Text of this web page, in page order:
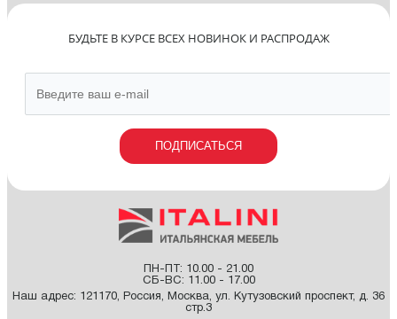
БУДЬТЕ В КУРСЕ ВСЕХ НОВИНОК И РАСПРОДАЖ
ПОДПИСАТЬСЯ
ПН-ПТ: 10.00 - 21.00
СБ-ВС: 11.00 - 17.00
Наш адрес: 121170, Россия, Москва, ул. Кутузовский проспект, д. 36
стр.3